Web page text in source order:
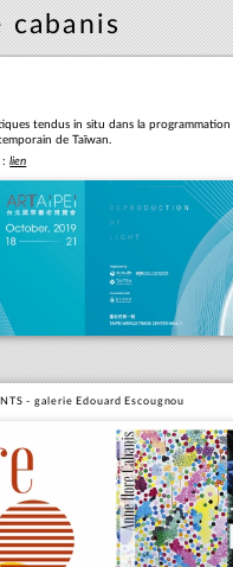
cabanis
tendus in situ dans la
de Taïwan.
:lien
- galerie Edouard Escougnou